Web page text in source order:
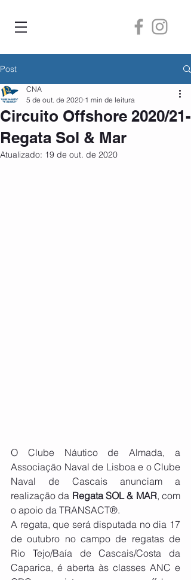
Post
Circuito Offshore 2020/21-
Regata Sol & Mar
CNA
5 de out. de 2020 1 min de leitura
Atualizado: 19 de out. de 2020
O Clube Náutico de Almada, a
Associação Naval de Lisboa e o Clube
Naval de Cascais anunciam a
realização da Regata SOL & MAR, com
o apoio da TRANSACT®.
A regata, que será disputada no dia 17
de outubro no campo de regatas de
Rio Tejo/Baía de Cascais/Costa da
Caparica, é aberta às classes ANC e